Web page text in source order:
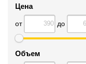
Цена
от до
Объем